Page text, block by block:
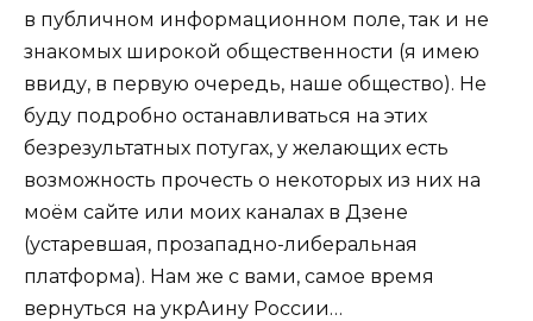
в публичном информационном поле, так и не
знакомых широкой общественности (я имею
ввиду, в первую очередь, наше общество). Не
буду подробно останавливаться на этих
безрезультатных потугах, у желающих есть
возможность прочесть о некоторых из них на
моём сайте или моих каналах в Дзене
(устаревшая, прозападно-либеральная
платформа). Нам же с вами, самое время
вернуться на укрАину России…